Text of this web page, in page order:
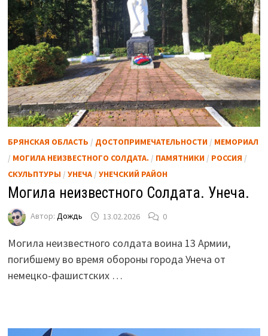
БРЯНСКАЯ ОБЛАСТЬ / ДОСТОПРИМЕЧАТЕЛЬНОСТИ/ МЕМОРИАЛ
/ МОГИЛА НЕИЗВЕСТНОГО СОЛДАТА. / ПАМЯТНИКИ/ РОССИЯ /
СКУЛЬПТУРЫ / УНЕЧА/ УНЕЧСКИЙ РАЙОН
Могила неизвестного Солдата. Унеча.
Автор: Дождь 13.02.2026 0
Могила неизвестного солдата воина 13 Армии,
погибшему во время обороны города Унеча от
немецко-фашистских …